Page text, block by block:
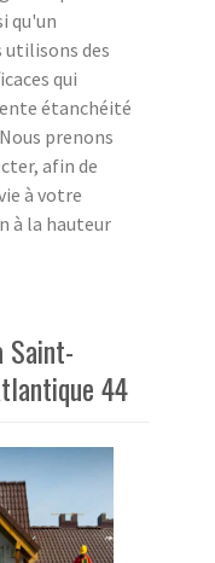
qu'un
des
qui
étanchéité
prenons
afin de
à votre
à la hauteur
Saint-
44